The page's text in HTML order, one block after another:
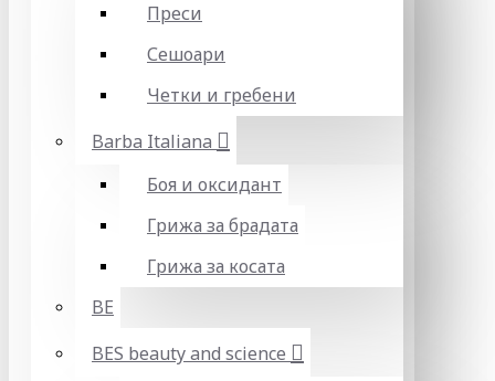
Преси
Сешоари
Четки и гребени
Barba Italiana
Боя и оксидант
Грижа за брадата
Грижа за косата
BE
BES beauty and science